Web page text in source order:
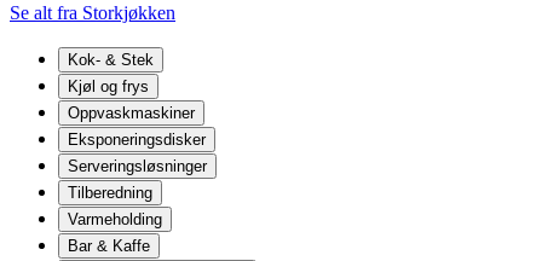
Se alt fra Storkjøkken
Kok- & Stek
Kjøl og frys
Oppvaskmaskiner
Eksponeringsdisker
Serveringsløsninger
Tilberedning
Varmeholding
Bar & Kaffe